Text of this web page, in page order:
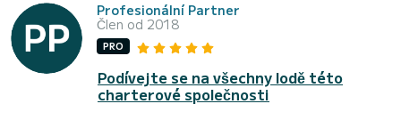
Profesionální Partner
Člen od 2018
PRO
Podívejte se na všechny lodě této
charterové společnosti